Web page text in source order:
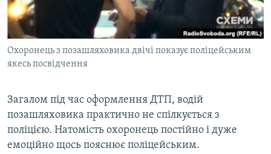
Охоронець з позашляховика двічі показує поліцейським
якесь посвідчення
Загалом під час оформлення ДТП, водій
позашляховика практично не спілкується з
поліцією. Натомість охоронець постійно і дуже
емоційно щось пояснює поліцейським.